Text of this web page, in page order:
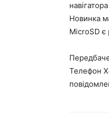
Новинка
MicroSD є
Телефон